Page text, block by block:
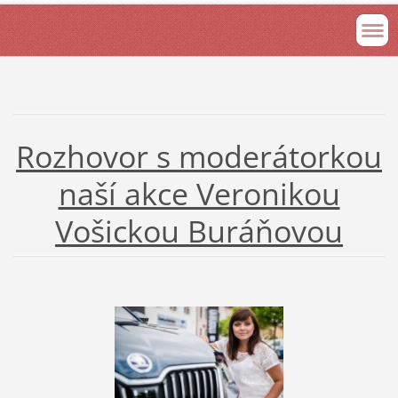
Rozhovor s moderátorkou
naší akce Veronikou
Vošickou Buráňovou